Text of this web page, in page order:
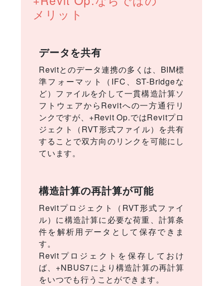
メリット
データを共有
Revitとのデータ連携の多くは、BIM標
準フォーマット（IFC、ST-Bridgeな
ど）ファイルを介して一貫構造計算ソ
フトウェアからRevitへの一方通行リ
ンクですが、+Revit Op.ではRevitプロ
ジェクト（RVT形式ファイル）を共有
することで双方向のリンクを可能にし
ています。
構造計算の再計算が可能
Revitプロジェクト（RVT形式ファイ
ル）に構造計算に必要な荷重、計算条
件を解析用データとして保存できま
す。
Revitプロジェクトを保存しておけ
ば、+NBUS7により構造計算の再計算
をいつでも行うことができます。